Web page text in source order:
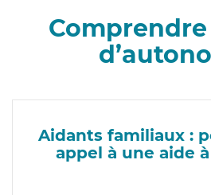
Aidants familiaux :
appel à une aide